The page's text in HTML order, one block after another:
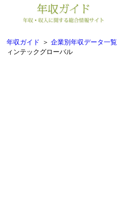
年収ガイド ＞ 企業別年収データ一覧
ィンテックグローバル